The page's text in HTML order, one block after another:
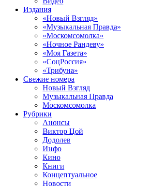
Издания
«Новый Взгляд»
«Музыкальная Правда»
«Москомсомолка»
«Ночное Рандеву»
«Моя Газета»
«СоцРоссия»
«Трибуна»
Свежие номера
Новый Взгляд
Музыкальная Правда
Москомсомолка
Рубрики
Анонсы
Виктор Цой
Додолев
Инфо
Кино
Книги
Концептуальное
Новости